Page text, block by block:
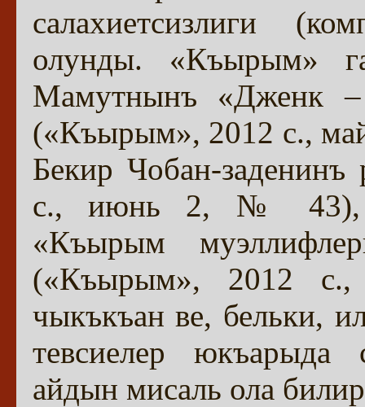
салахиетсизлиги
олунды. «Къырым»
Мамутнынъ «Дженк
(«Къырым», 2012 с.,
Бекир Чобан-
с., июнь 2, № 43),
«Къырым
(«Къырым», 2012 с.,
чыкъкъан ве, бельки,
тевсиелер юкъарыда
айдын мисаль ола